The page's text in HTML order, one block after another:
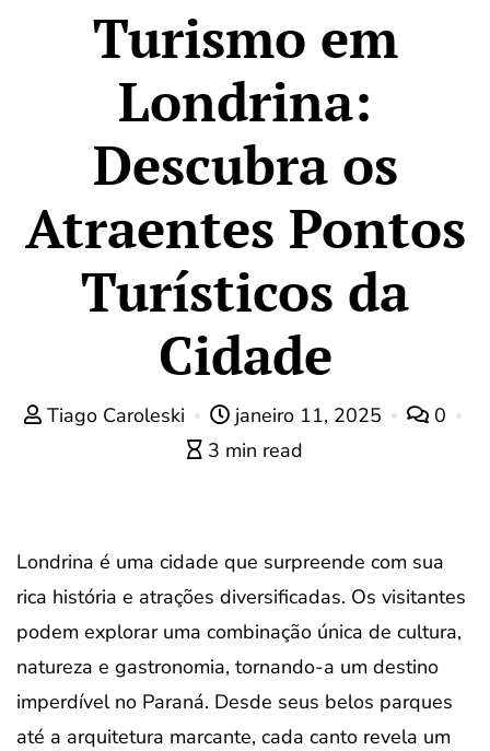
Turismo em
Londrina:
Descubra os
Atraentes Pontos
Turísticos da
Cidade
Tiago Caroleski janeiro 11, 2025
0
3 min read
Londrina é uma cidade que surpreende com sua
rica história e atrações diversificadas. Os visitantes
podem explorar uma combinação única de cultura,
natureza e gastronomia, tornando-a um destino
imperdível no Paraná. Desde seus belos parques
até a arquitetura marcante, cada canto revela um